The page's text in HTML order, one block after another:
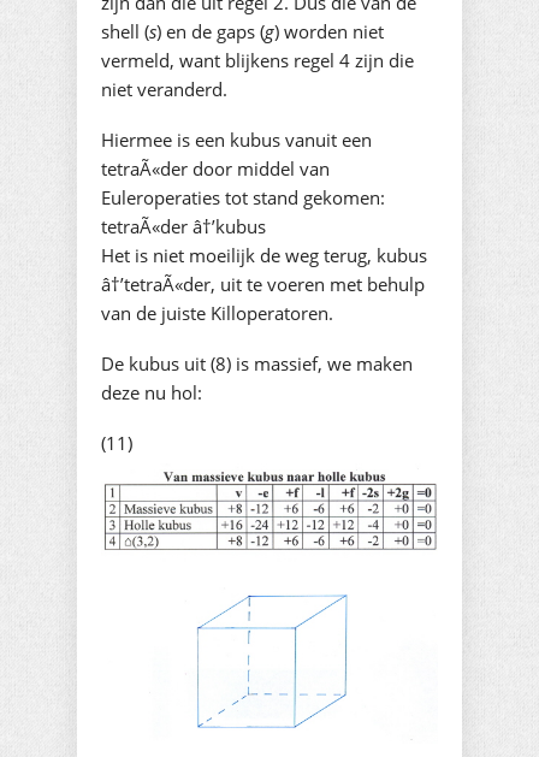
shell (s) en de gaps (g) worden niet
vermeld, want blijkens regel 4 zijn die
niet veranderd.
Hiermee is een kubus vanuit een
tetraÃ«der door middel van
Euleroperaties tot stand gekomen:
tetraÃ«der â†’kubus
Het is niet moeilijk de weg terug, kubus
â†’tetraÃ«der, uit te voeren met behulp
van de juiste Killoperatoren.
De kubus uit (8) is massief, we maken
deze nu hol:
(11)